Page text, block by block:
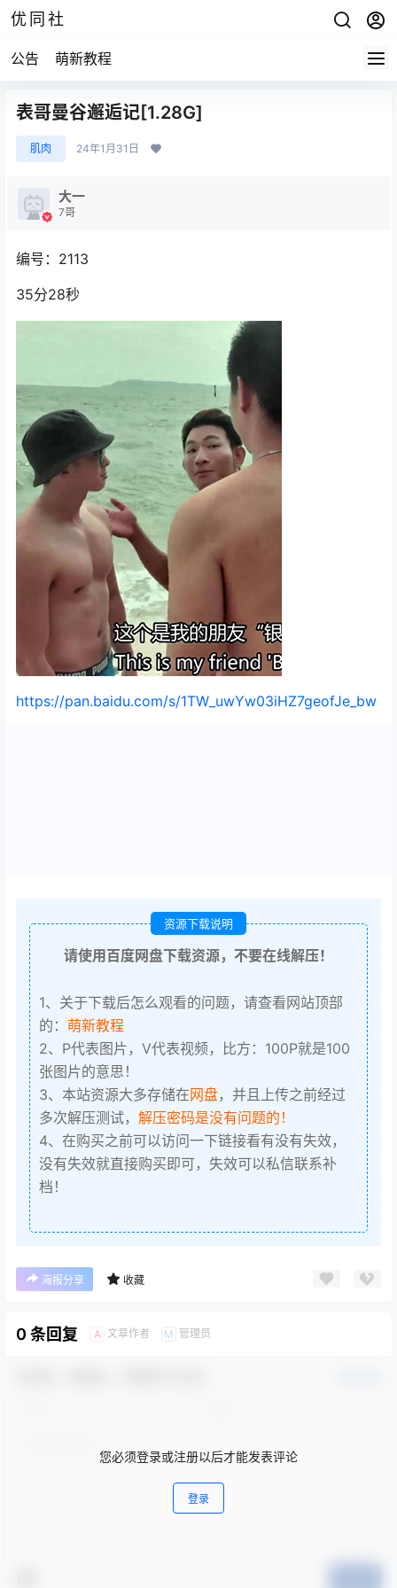
优同社
公告 萌新教程
表哥曼谷邂逅记[1.28G]
肌肉 24年1月31日
大一
7哥
编号：2113
35分28秒
https://pan.baidu.com/s/1TW_uwYw03iHZ7geofJe_bw
资源下载说明
请使用百度网盘下载资源，不要在线解压！
1、关于下载后怎么观看的问题，请查看网站顶部
的： 萌新教程
2、P代表图片，V代表视频，比方：100P就是100
张图片的意思！
3、本站资源大多存储在网盘，并且上传之前经过
多次解压测试， 解压密码是没有问题的！
4、在购买之前可以访问一下链接看有没有失效，
没有失效就直接购买即可，失效可以私信联系补
档！
海报分享 收藏
0 条回复 A 文章作者 M 管理员
您必须登录或注册以后才能发表评论
登录